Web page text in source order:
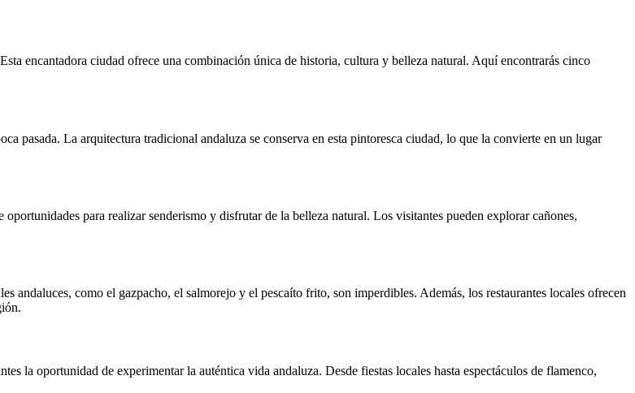
encantadora ciudad ofrece una combinación única de historia, cultura y belleza natural. Aquí encontrarás cinco
pasada. La arquitectura tradicional andaluza se conserva en esta pintoresca ciudad, lo que la convierte en un lugar
para realizar senderismo y disfrutar de la belleza natural. Los visitantes pueden explorar cañones,
andaluces, como el gazpacho, el salmorejo y el pescaíto frito, son imperdibles. Además, los restaurantes locales ofrecen
la oportunidad de experimentar la auténtica vida andaluza. Desde fiestas locales hasta espectáculos de flamenco,